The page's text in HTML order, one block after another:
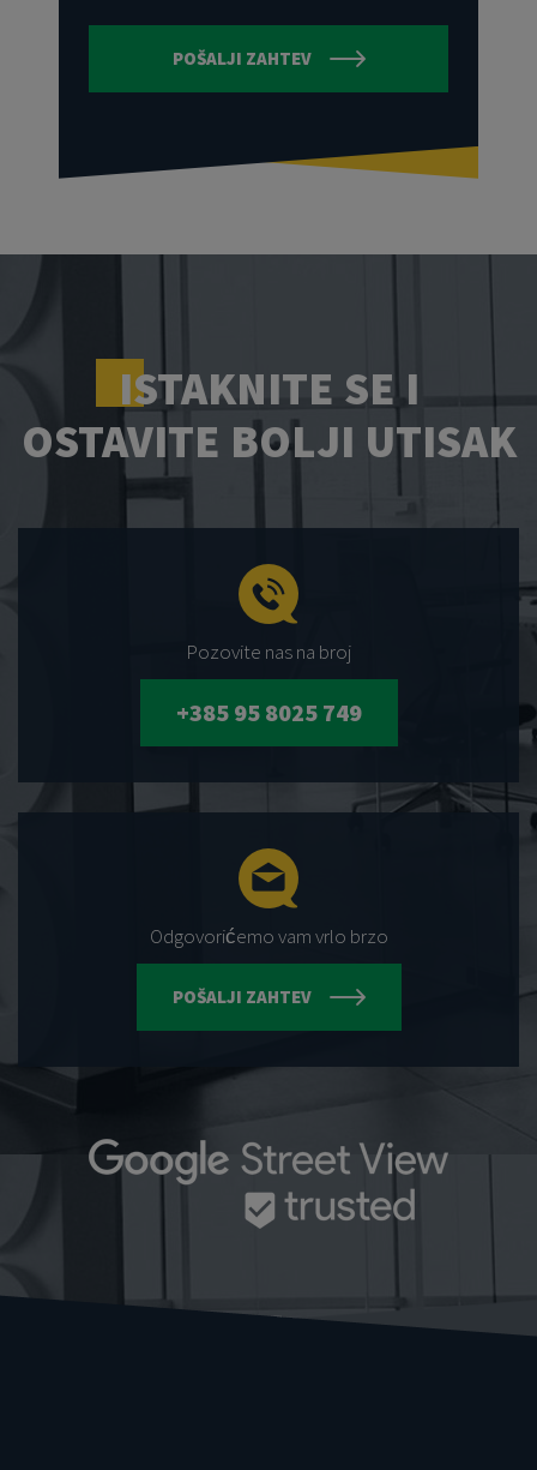
POŠALJI ZAHTEV
ISTAKNITE SE I
OSTAVITE BOLJI UTISAK
Pozovite nas na broj
+385 95 8025 749
Odgovorićemo vam vrlo brzo
POŠALJI ZAHTEV